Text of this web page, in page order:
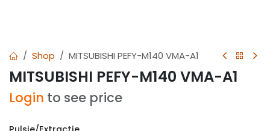
Shop MITSUBISHI PEFY-M140 VMA-A1
MITSUBISHI PEFY-M140 VMA-A1
Login to see price